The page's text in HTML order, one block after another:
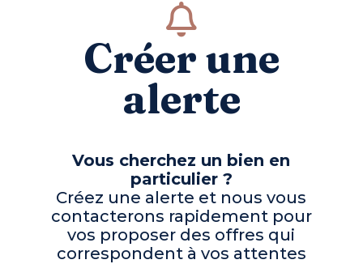

Créer une
alerte
Vous cherchez un bien en
particulier ?
Créez une alerte et nous vous
contacterons rapidement pour
vos proposer des offres qui
correspondent à vos attentes